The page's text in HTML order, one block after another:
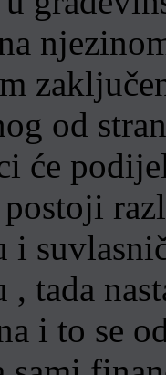
od
će
i
, tada
i to se